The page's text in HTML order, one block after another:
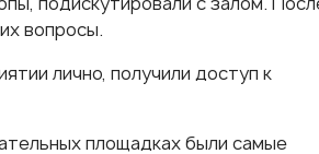
вопросы.
лично, получили доступ к
площадках были самые